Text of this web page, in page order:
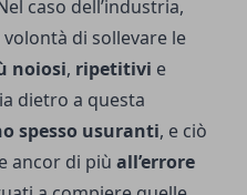
caso dell’industria,
volontà di sollevare le
noiosi, ripetitivi e
dietro a questa
spesso usuranti, e ciò
ancor di più all’errore